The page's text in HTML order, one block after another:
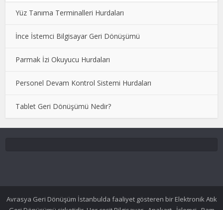
Yüz Tanıma Terminalleri Hurdaları
İnce İstemci Bilgisayar Geri Dönüşümü
Parmak İzi Okuyucu Hurdaları
Personel Devam Kontrol Sistemi Hurdaları
Tablet Geri Dönüşümü Nedir?
Avrasya Geri Dönüşüm İstanbulda faaliyet gösteren bir Elektronik Atık